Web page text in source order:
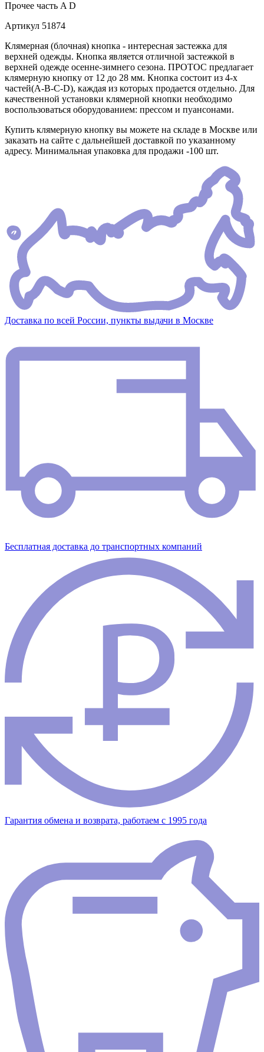
Прочее часть A D
Артикул 51874
Клямерная (блочная) кнопка - интересная застежка для
верхней одежды. Кнопка является отличной застежкой в
верхней одежде осенне-зимнего сезона. ПРОТОС предлагает
клямерную кнопку от 12 до 28 мм. Кнопка состоит из 4-х
частей(А-В-С-D), каждая из которых продается отдельно. Для
качественной установки клямерной кнопки необходимо
воспользоваться оборудованием: прессом и пуансонами.
Купить клямерную кнопку вы можете на складе в Москве или
заказать на сайте с дальнейшей доставкой по указанному
адресу. Минимальная упаковка для продажи -100 шт.
Доставка по всей России, пункты выдачи в Москве
Бесплатная доставка до транспортных компаний
Гарантия обмена и возврата, работаем с 1995 года